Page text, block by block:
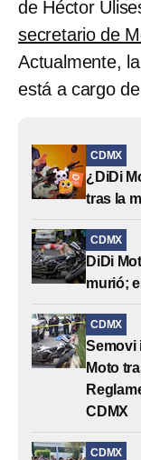
de Héctor
secretario de
Actualmente,
está a cargo de
CDMX
¿DiDi
tras la
CDMX
DiDi
murió;
CDMX
Semovi
Moto
CDMX
CDMX